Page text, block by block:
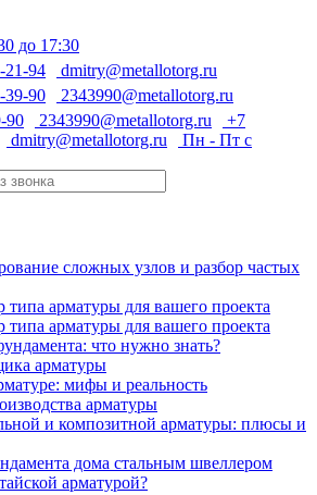
до 17:30
21-94
dmitry@metallotorg.ru
39-90
2343990@metallotorg.ru
90
2343990@metallotorg.ru
+7
dmitry@metallotorg.ru
Пн - Пт с
сложных узлов и разбор частых
типа арматуры для вашего проекта
типа арматуры для вашего проекта
что нужно знать?
арматуры
мифы и реальность
арматуры
и композитной арматуры: плюсы и
дома стальным швеллером
арматурой?